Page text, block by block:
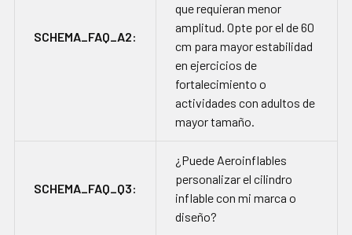
SCHEMA_FAQ_A2:
que requieran menor
amplitud. Opte por el de 60
cm para mayor estabilidad
en ejercicios de
fortalecimiento o
actividades con adultos de
mayor tamaño.
SCHEMA_FAQ_Q3:
¿Puede Aeroinflables
personalizar el cilindro
inflable con mi marca o
diseño?